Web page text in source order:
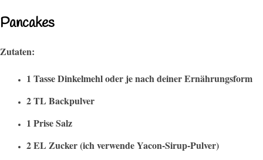
Pancakes
Zutaten:
1 Tasse Dinkelmehl oder je nach deiner Ernährungsform
2 TL Backpulver
1 Prise Salz
2 EL Zucker (ich verwende Yacon-Sirup-Pulver)